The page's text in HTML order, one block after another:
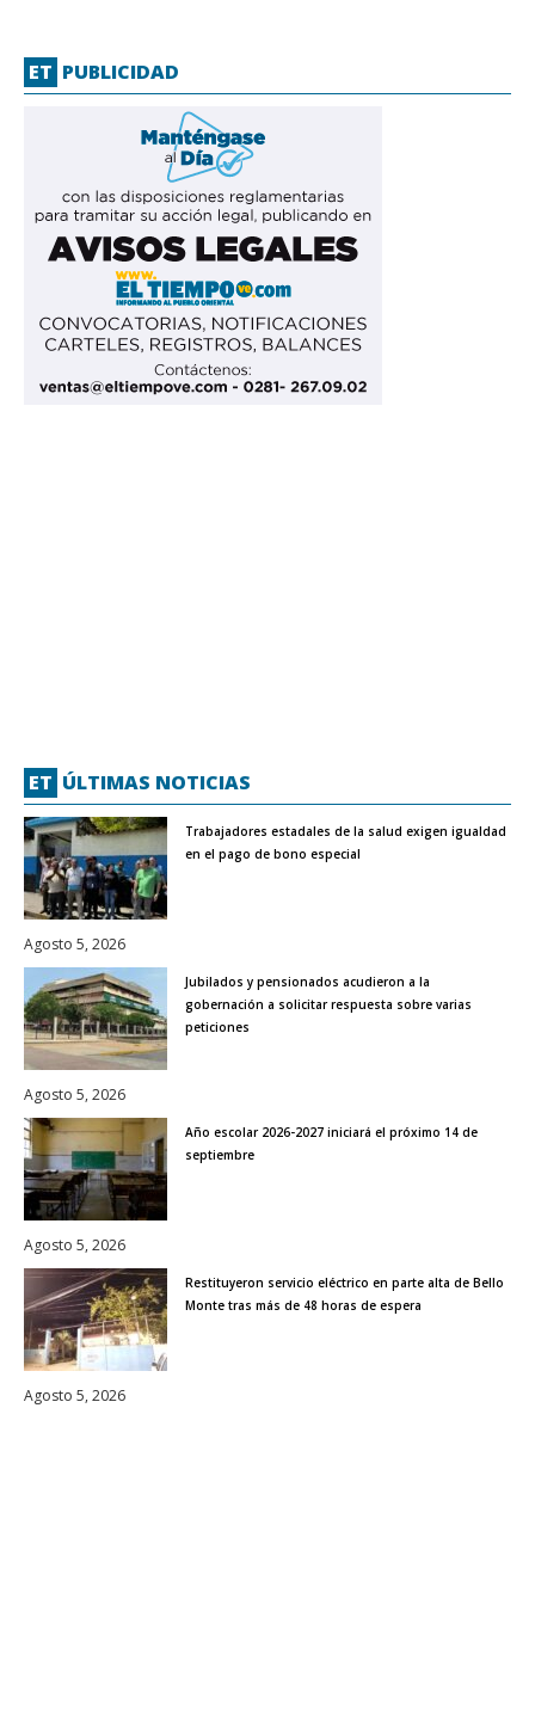
ET PUBLICIDAD
ET ÚLTIMAS NOTICIAS
Trabajadores estadales de la salud exigen igualdad
en el pago de bono especial
Agosto 5, 2026
Jubilados y pensionados acudieron a la
gobernación a solicitar respuesta sobre varias
peticiones
Agosto 5, 2026
Año escolar 2026-2027 iniciará el próximo 14 de
septiembre
Agosto 5, 2026
Restituyeron servicio eléctrico en parte alta de Bello
Monte tras más de 48 horas de espera
Agosto 5, 2026